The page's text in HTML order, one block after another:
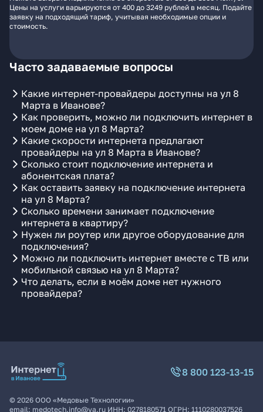
Цены на услуги варьируются от 400 до 3249 рублей в месяц. Подайте
заявку на подходящий тариф, учитывая необходимые опции и
стоимость.
Часто задаваемые вопросы
Какие интернет-провайдеры доступны на ул 8
Марта в Иванове?
Как проверить, можно ли подключить интернет в
моем доме на ул 8 Марта?
Какие скорости интернета предлагают
провайдеры на ул 8 Марта в Иванове?
Сколько стоит подключение интернета и
абонентская плата?
Как оставить заявку на подключение интернета
на ул 8 Марта?
Сколько времени занимает подключение
интернета в квартиру?
Нужен ли роутер или другое оборудование для
подключения?
Можно ли подключить интернет вместе с ТВ или
мобильной связью на ул 8 Марта?
Что делать, если в моём доме нет нужного
провайдера?
8 800 123-13-15
© 2026 ООО «Медовые Технологии»
email: medotech.info@ya.ru ИНН: 0278180571 ОГРН: 1110280037526